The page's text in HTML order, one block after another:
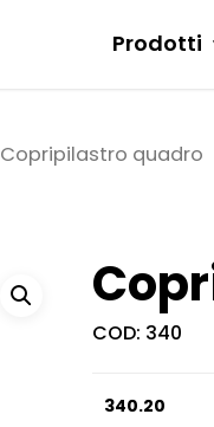
Prodotti
Copripilastro quadro
COD: 340
340.20